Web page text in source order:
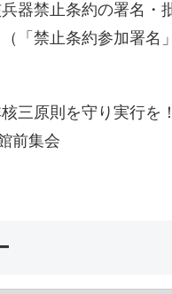
器禁止条約の署名・
「禁止条約参加署名
三原則を守り実行を！
前集会